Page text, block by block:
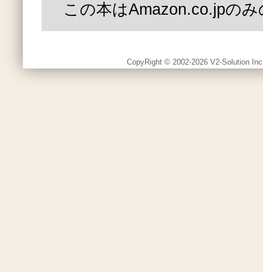
この本はAmazon.co.jpの
CopyRight © 2002-2026 V2-Solution